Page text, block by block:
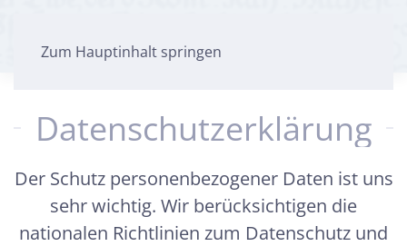
Zum Hauptinhalt springen
Datenschutzerklärung
Der Schutz personenbezogener Daten ist uns
sehr wichtig. Wir berücksichtigen die
nationalen Richtlinien zum Datenschutz und